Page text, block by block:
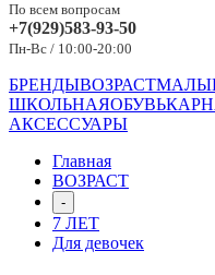
По всем вопросам
+7(929)583-93-50
Пн-Вс / 10:00-20:00
БРЕНДЫВОЗРАСТ
ШКОЛЬНАЯОБУВЬ
АКСЕССУАРЫ
Главная
ВОЗРАСТ
-
7 ЛЕТ
Для девочек